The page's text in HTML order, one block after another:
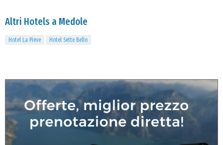
Altri Hotels a Medole
Hotel La Pieve Hotel Sette Bello